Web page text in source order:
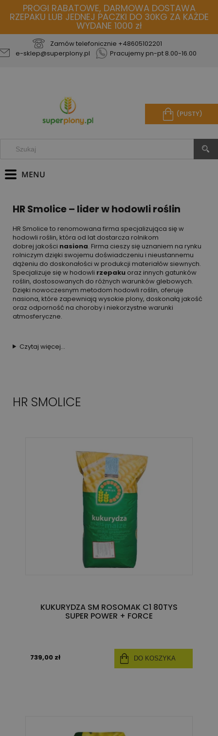
PROGI RABATOWE, DARMOWA DOSTAWA
RZEPAKU LUB JEDNEJ PACZKI DO 30KG ZA KAŻDE
WYDANE 1000 zł
Zamów telefonicznie +48605102201
e-sklep@superplony.pl
Pracujemy pn-pt 8.00-16.00
(PUSTY)
HR Smolice – lider w hodowli roślin
HR Smolice to renomowana firma specjalizująca się w
hodowli roślin, która od lat dostarcza rolnikom
dobrej jakości nasiona. Firma cieszy się uznaniem na rynku
rolniczym dzięki swojemu doświadczeniu i nieustannemu
dążeniu do doskonałości w produkcji materiałów siewnych.
Specjalizuje się w hodowli rzepaku oraz innych gatunków
roślin, dostosowanych do różnych warunków glebowych.
Dzięki nowoczesnym metodom hodowli roślin, oferuje
nasiona, które zapewniają wysokie plony, doskonałą jakość
oraz odporność na choroby i niekorzystne warunki
atmosferyczne.
Czytaj więcej...
HR SMOLICE
KUKURYDZA SM ROSOMAK C1 80TYS
SUPER POWER + FORCE
739,00 zł DO KOSZYKA